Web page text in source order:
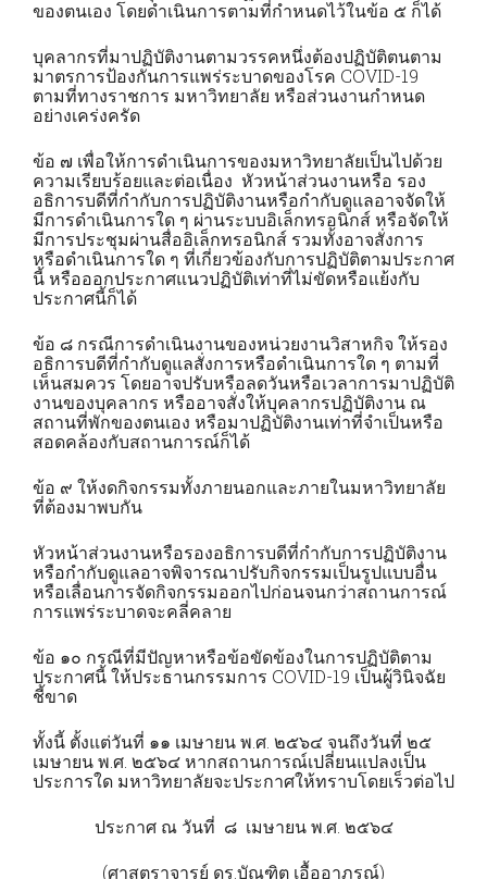
ของตนเอง โดยดำเนินการตามที่กำหนดไว้ในข้อ ๕ ก็ได้
บุคลากรที่มาปฏิบัติงานตามวรรคหนึ่งต้องปฏิบัติตนตาม
มาตรการป้องกันการแพร่ระบาดของโรค COVID-19
ตามที่ทางราชการ มหาวิทยาลัย หรือส่วนงานกำหนด
อย่างเคร่งครัด
ข้อ ๗ เพื่อให้การดำเนินการของมหาวิทยาลัยเป็นไปด้วย
ความเรียบร้อยและต่อเนื่อง หัวหน้าส่วนงานหรือ รอง
อธิการบดีที่กำกับการปฏิบัติงานหรือกำกับดูแลอาจจัดให้
มีการดำเนินการใด ๆ ผ่านระบบอิเล็กทรอนิกส์ หรือจัดให้
มีการประชุมผ่านสื่ออิเล็กทรอนิกส์ รวมทั้งอาจสั่งการ
หรือดำเนินการใด ๆ ที่เกี่ยวข้องกับการปฏิบัติตามประกาศ
นี้ หรือออกประกาศแนวปฏิบัติเท่าที่ไม่ขัดหรือแย้งกับ
ประกาศนี้ก็ได้
ข้อ ๘ กรณีการดำเนินงานของหน่วยงานวิสาหกิจ ให้รอง
อธิการบดีที่กำกับดูแลสั่งการหรือดำเนินการใด ๆ ตามที่
เห็นสมควร โดยอาจปรับหรือลดวันหรือเวลาการมาปฏิบัติ
งานของบุคลากร หรืออาจสั่งให้บุคลากรปฏิบัติงาน ณ
สถานที่พักของตนเอง หรือมาปฏิบัติงานเท่าที่จำเป็นหรือ
สอดคล้องกับสถานการณ์ก็ได้
ข้อ ๙ ให้งดกิจกรรมทั้งภายนอกและภายในมหาวิทยาลัย
ที่ต้องมาพบกัน
หัวหน้าส่วนงานหรือรองอธิการบดีที่กำกับการปฏิบัติงาน
หรือกำกับดูแลอาจพิจารณาปรับกิจกรรมเป็นรูปแบบอื่น
หรือเลื่อนการจัดกิจกรรมออกไปก่อนจนกว่าสถานการณ์
การแพร่ระบาดจะคลี่คลาย
ข้อ ๑๐ กรณีที่มีปัญหาหรือข้อขัดข้องในการปฏิบัติตาม
ประกาศนี้ ให้ประธานกรรมการ COVID-19 เป็นผู้วินิจฉัย
ชี้ขาด
ทั้งนี้ ตั้งแต่วันที่ ๑๑ เมษายน พ.ศ. ๒๕๖๔ จนถึงวันที่ ๒๕
เมษายน พ.ศ. ๒๕๖๔ หากสถานการณ์เปลี่ยนแปลงเป็น
ประการใด มหาวิทยาลัยจะประกาศให้ทราบโดยเร็วต่อไป
ประกาศ ณ วันที่ ๘ เมษายน พ.ศ. ๒๕๖๔
(ศาสตราจารย์ ดร.บัณฑิต เอื้ออาภรณ์)